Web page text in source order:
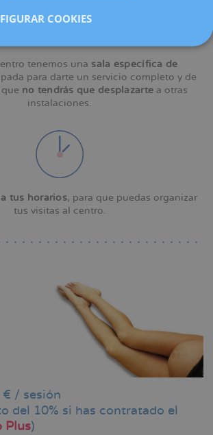
tenemos una sala específica de
para darte un servicio completo y de
no tendrás que desplazarte a otras
instalaciones.
tus horarios, para que puedas organizar
tus visitas al centro.
/ sesión
del 10% si has contratado el
Plus)
COOKIES